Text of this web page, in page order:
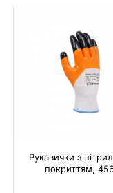
Рукавички з
покриттям,